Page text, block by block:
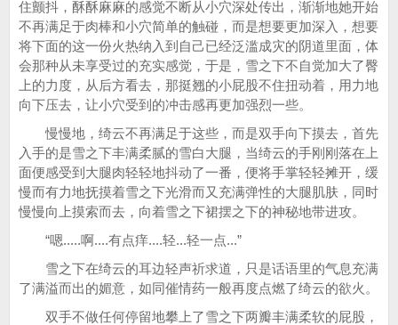
住颤抖，酥酥麻麻的感觉不断从小穴深处传出，渐渐地她开始
不再满足于肉棒和小穴简单的触碰，而是想要更加深入，想要
将下面的这一份火热纳入到自己已经泛滥成灾的阴道里面，体
会那种从未享受过的充实感觉，于是，雪之下不自觉加大了臀
上的力度，从后方看去，那挺翘的小屁股不住扭动着，用力地
向下压去，让小穴受到的冲击感再更加强烈一些。
慢慢地，绮云不再满足于这些，而是双手向下摸去，首先
入手的是雪之下丰满柔腻的雪白大腿，当绮云的手刚刚落在上
面便感受到大腿肉轻轻地抖动了一番，便将手掌轻轻摊开，缓
慢而有力地抚摸着雪之下光滑而又充满弹性的大腿肌肤，同时
慢慢向上摸索而去，向着雪之下裙摆之下的神秘地带进攻。
“嗯.....啊....有点痒....轻...轻一点...”
雪之下在绮云的耳边轻声祈求道，只是话语里的气息充满
了满溢而出的媚意，如同催情药一般再度点燃了绮云的欲火。
双手不做任何停留地攀上了雪之下两瓣丰满柔软的屁股，